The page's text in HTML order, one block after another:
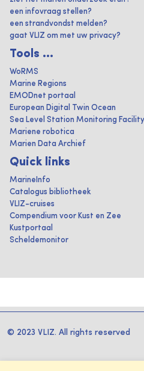
een infovraag stellen?
een strandvondst melden?
gaat VLIZ om met uw privacy?
Tools ...
WoRMS
Marine Regions
EMODnet portaal
European Digital Twin Ocean
Sea Level Station Monitoring Facility
Mariene robotica
Marien Data Archief
Quick links
MarineInfo
Catalogus bibliotheek
VLIZ-cruises
Compendium voor Kust en Zee
Kustportaal
Scheldemonitor
© 2023 VLIZ. All rights reserved